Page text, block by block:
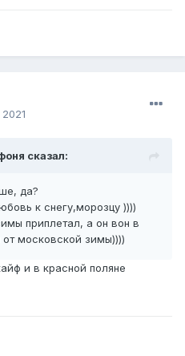
сказал:
да?
к снегу,морозцу ))))
приплетал, а он вон в
московской зимы))))
и в красной поляне